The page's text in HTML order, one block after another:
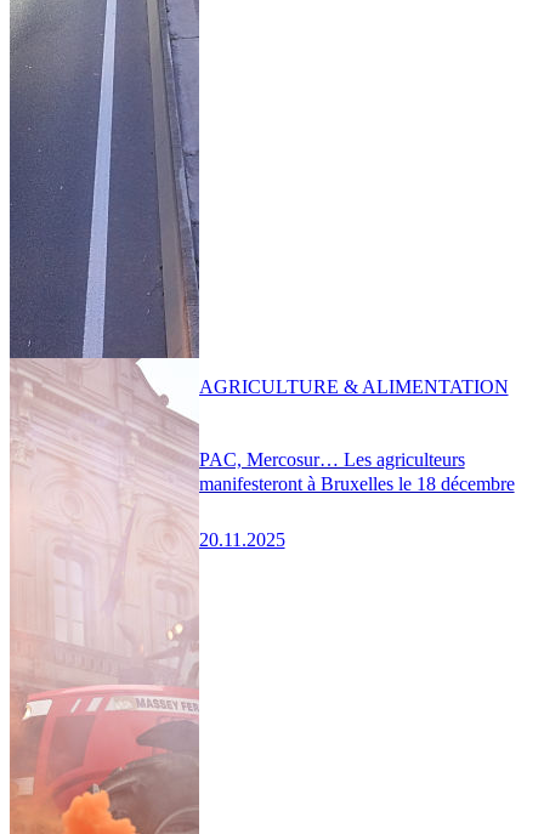
PAC, Mercosur… Les agriculteurs
manifesteront à Bruxelles le 18 décembre
20.11.2025
AGRICULTURE & ALIMENTATION